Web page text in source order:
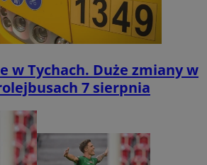
w Tychach. Duże zmiany w
7 sierpnia